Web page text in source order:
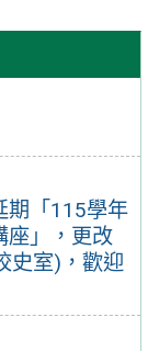
期「115學年
座」，更改
史室)，歡迎